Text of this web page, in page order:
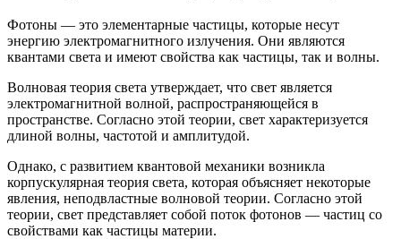
Фотоны — это элементарные частицы, которые несут
энергию электромагнитного излучения. Они являются
квантами света и имеют свойства как частицы, так и волны.
Волновая теория света утверждает, что свет является
электромагнитной волной, распространяющейся в
пространстве. Согласно этой теории, свет характеризуется
длиной волны, частотой и амплитудой.
Однако, с развитием квантовой механики возникла
корпускулярная теория света, которая объясняет некоторые
явления, неподвластные волновой теории. Согласно этой
теории, свет представляет собой поток фотонов — частиц со
свойствами как частицы материи.